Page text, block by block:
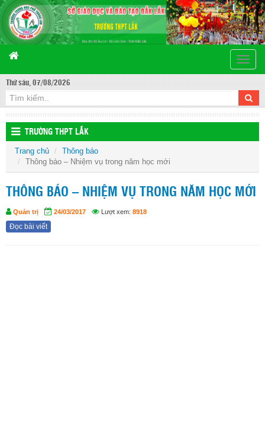
Toggle
Thứ sáu, 07/08/2026
TRƯỜNG THPT LẮK
Trang chủ
Thông báo
Thông báo – Nhiệm vụ trong năm học mới
THÔNG BÁO – NHIỆM VỤ TRONG NĂM HỌC MỚI
Quản trị 24/03/2017 Lượt xem: 8918
Đọc bài viết